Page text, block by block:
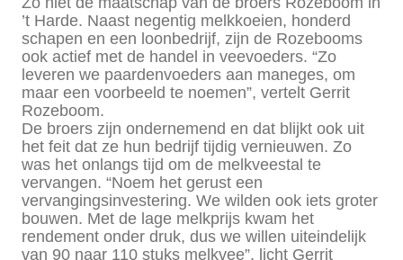
’t Harde. Naast negentig melkkoeien, honderd
schapen en een loonbedrijf, zijn de Rozebooms
ook actief met de handel in veevoeders. “Zo
leveren we paardenvoeders aan maneges, om
maar een voorbeeld te noemen”, vertelt Gerrit
Rozeboom.
De broers zijn ondernemend en dat blijkt ook uit
het feit dat ze hun bedrijf tijdig vernieuwen. Zo
was het onlangs tijd om de melkveestal te
vervangen. “Noem het gerust een
vervangingsinvestering. We wilden ook iets groter
bouwen. Met de lage melkprijs kwam het
rendement onder druk, dus we willen uiteindelijk
van 90 naar 110 stuks melkvee”, licht Gerrit